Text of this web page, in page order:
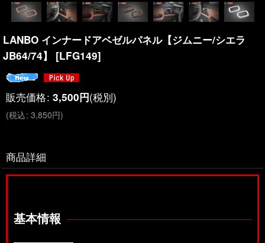
LANBO インナードアベゼルパネル【ジムニー/シエラ
JB64/74】
[LFG149]
販売価格: 3,500円(税別)
(税込: 3,850円)
商品詳細
基本情報